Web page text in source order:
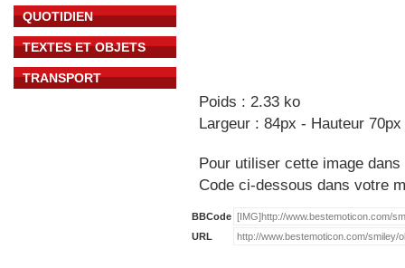
QUOTIDIEN
TEXTES ET OBJETS
TRANSPORT
Poids : 2.33 ko
Largeur : 84px - Hauteur 70px
Pour utiliser cette image
Code ci-dessous dans votre
BBCode
URL